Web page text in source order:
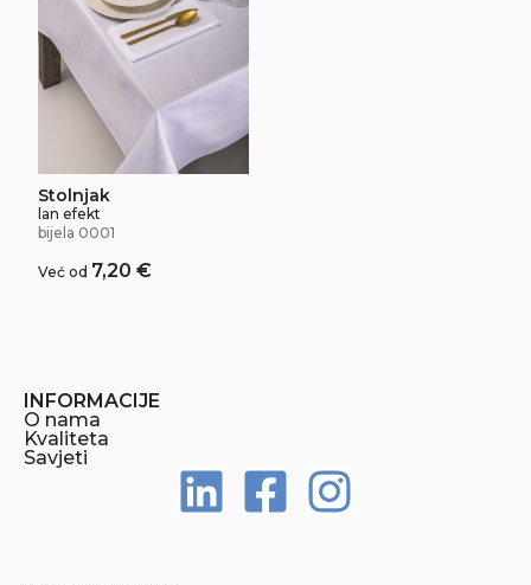
Stolnjak
lan efekt
bijela 0001
Već od 7,20€
INFORMACIJE
O nama
Kvaliteta
Savjeti